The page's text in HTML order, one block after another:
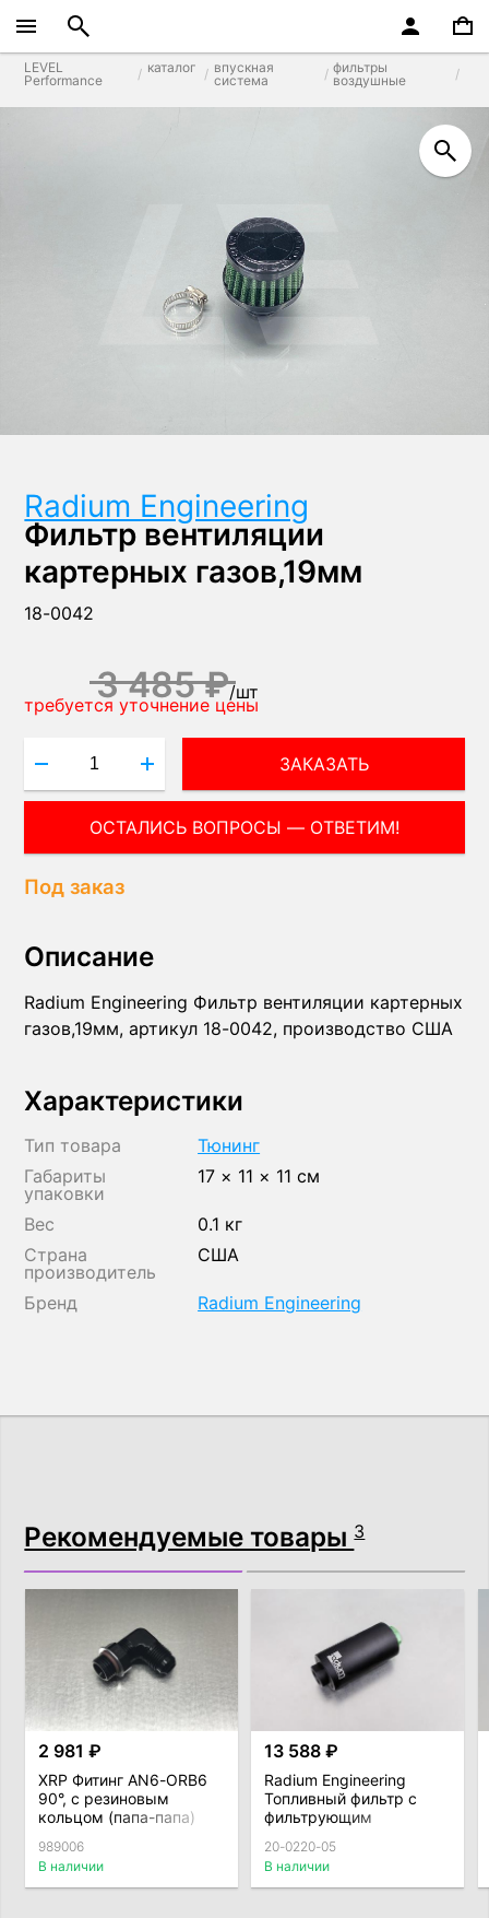
LEVEL
Performance
каталог
впускная
система
фильтры
воздушные
Radium Engineering
Фильтр вентиляции
картерных газов,19мм
18-0042
3 485 ₽/шт
требуется уточнение цены
ЗАКАЗАТЬ
ОСТАЛИСЬ ВОПРОСЫ — ОТВЕТИМ!
Под заказ
Описание
Radium Engineering Фильтр вентиляции картерных
газов,19мм, артикул 18-0042, производство США
Характеристики
Тип товара
Тюнинг
Габариты
упаковки
17 × 11 × 11 см
Вес
0.1 кг
Страна
производитель
США
Бренд Radium Engineering
Рекомендуемые товары3
2 981 ₽
XRP Фитинг AN6-ORB6
90°, с резиновым
кольцом (папа-папа)
989006
В наличии
13 588 ₽
Radium Engineering
Топливный фильтр с
фильтрующим
20-0220-05
В наличии